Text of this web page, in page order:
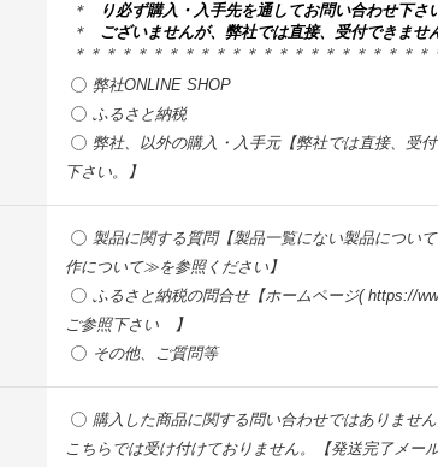
＊
り必ず購入・入手先を通してお問い合わせ下さ
＊
ございませんが、弊社では直接、受付できませ
＊＊＊＊＊＊＊＊＊＊＊＊＊＊＊＊＊＊＊＊＊＊＊
弊社ONLINE SHOP
ふるさと納税
弊社、以外の購入・入手元【弊社では直接、受
下さい。】
製品に関する質問【製品一覧にない製品につい
作について≫を参照ください】
ふるさと納税の問合せ【ホームページ( https://
ご参照下さい 】
その他、ご質問等
購入した商品に関する問い合わせではありませ
こちらでは受け付けておりません。【発送完了メー